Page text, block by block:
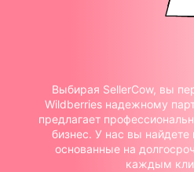
Выбирая SellerCow, вы
Wildberries надежному
предлагает
бизнес. У нас вы
основанные на
каждым